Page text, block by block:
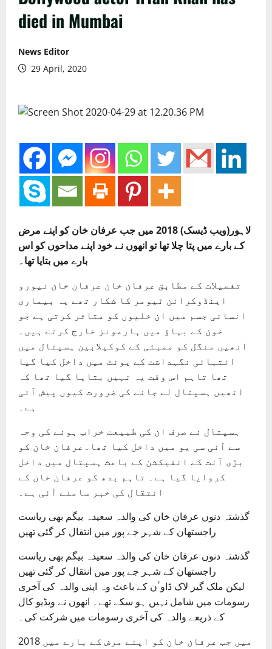
died in Mumbai
News Editor
29 April, 2020
لاہور(ویب ڈیسک) 2018 میں جب عرفان خان کو اپنے مرض
کے بارے میں پتا چلا تھا تو انھوں نے خود اپنے مداحوں کو اس
بارے میں بتایا تھا۔
تفصیلات کے مطابق عرفان خان عرفان خان نیورو
اینڈوکرائن ٹیومر کا شکار تھے یہ بیماری
انسانی جسم میں ان خلیوں کو متاثر کرتی ہے جو
خون کے بہاؤ میں ہارمونز خارج کرتے ہیں۔
انھیں منگل کو ممبئی کے کوکیلابین ہسپتال میں
انتہائی نگہداشت کے یونٹ میں داخل کیا گیا
تھا تاہم اس وقت یہ نہیں بتایا گیا تھا کہ
انھیں ہسپتال لے جانے کی ضرورت کیوں پیش آئی
ہے۔
ہسپتال نے صرف ان کی طبیعت خراب ہونے کی وجہ
سے آئی سی یو میں داخل کیا تھا۔عرفان خان کو
بڑی آنت کے انفیکشن کے باعث ہسپتال میں داخل
کروایا گیا ہے۔ تاہم بدھ کو عرفان خان کے
انتقال کی خبر سامنے آئی ہے۔
گذشتہ دنوں عرفان خان کی والدہ سعیدہ بیگم بھی ریاست
راجستھان کے شہر جے پور میں انتقال کر گئی تھیں
گذشتہ دنوں عرفان خان کی والدہ سعیدہ بیگم بھی ریاست
راجستھان کے شہر جے پور میں انتقال کر گئی تھیں
لیکن ملک گیر لاک ڈاوٴن کے باعث وہ اپنی والدہ کی آخری
رسومات میں شامل نہیں ہو سکے تھے۔ انھوں نے ویڈیو کال
کے ذریعے والدہ کی آخری رسومات میں شرکت کی۔
2018 میں جب عرفان خان کو اپنے مرض کے بارے میں